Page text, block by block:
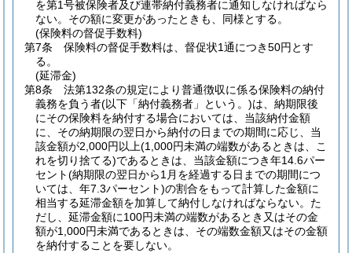
を第1号被保険者及び連帯納付義務者に通知しなければなら
ない。 その額に変更があったときも、同様とする。
(保険料の督促手数料)
第7条
保険料の督促手数料は、督促状1通につき50円とす
る。
(延滞金)
第8条
法第132条の規定により普通徴収に係る保険料の納付
義務を負う者(以下「納付義務者」という。)は、納期限後
にその保険料を納付する場合においては、当該納付金額
に、その納期限の翌日から納付の日までの期間に応じ、当
該金額が2,000円以上(1,000円未満の端数があるときは、こ
れを切り捨てる)であるときは、当該金額につき年14.6パー
セント(納期限の翌日から1月を経過する日までの期間につ
いては、年7.3パーセント)の割合をもって計算した金額に
相当する延滞金額を加算して納付しなければならない。 た
だし、延滞金額に100円未満の端数があるとき又はその金
額が1,000円未満であるときは、その端数金額又はその金額
を納付することを要しない。